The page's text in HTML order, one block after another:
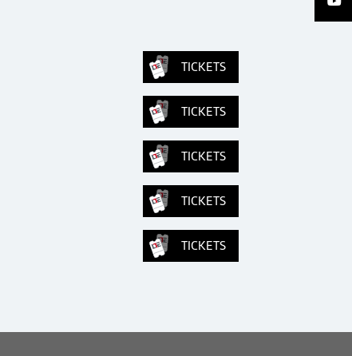
TICKETS
TICKETS
TICKETS
TICKETS
TICKETS